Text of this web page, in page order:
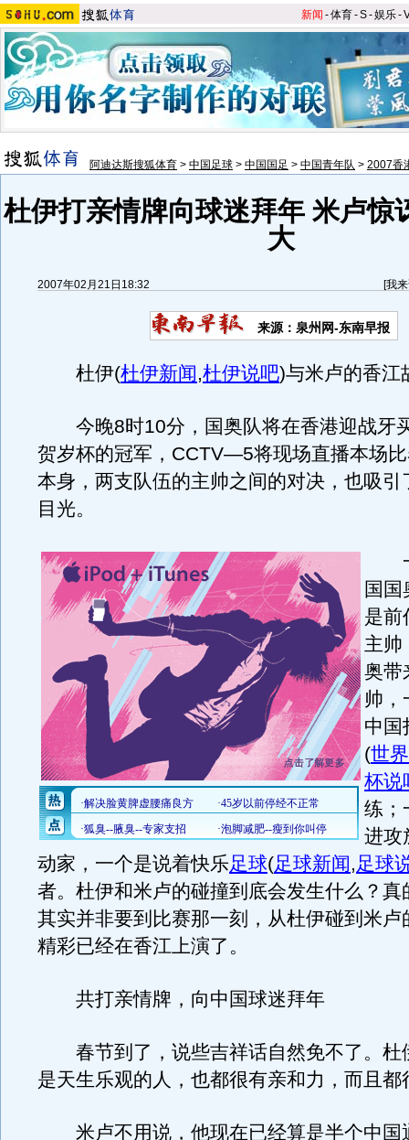
新闻 -体育-S-娱乐-
阿迪达斯搜狐体育 > 中国足球 > 中国国足 > 中国青年队 > 2007香
杜伊打亲情牌向球迷拜年 米卢惊
大
2007年02月21日18:32 [我
来源：泉州网-东南早报
杜伊(杜伊新闻,杜伊说吧)与米卢的香江
今晚8时10分，国奥队将在香港迎战牙
贺岁杯的冠军，CCTV—5将现场直播本场
本身，两支队伍的主帅之间的对决，也吸引
目光。
一
国
是前
主帅
奥带
帅，
中国
(世
杯说
练；
进攻
动家，一个是说着快乐足球(足球新闻,足球
者。杜伊和米卢的碰撞到底会发生什么？真
其实并非要到比赛那一刻，从杜伊碰到米卢
精彩已经在香江上演了。
共打亲情牌，向中国球迷拜年
春节到了，说些吉祥话自然免不了。杜
是天生乐观的人，也都很有亲和力，而且都
米卢不用说，他现在已经算是半个中国